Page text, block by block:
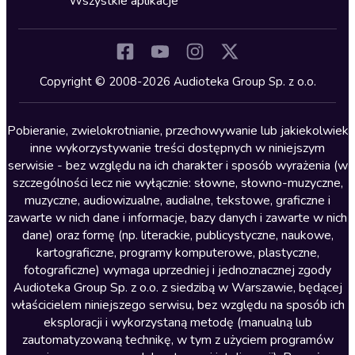
Kryminały
Lektury szkolne
Literatura anglojęzyczna
Literatura faktu
Literatura obyczajowa
Literatura piękna obca
Literatura piękna polska
Nagrania relaksacyjne
Nauka języków
Nauki humanistyczne
Podcasty i audycje
Copyright © 2008-2026 Audioteka Group Sp. z o.o.
Pobieranie, zwielokrotnianie, przechowywanie lub jakiekolwiek
inne wykorzystywanie treści dostępnych w niniejszym
serwisie - bez względu na ich charakter i sposób wyrażenia (w
szczególności lecz nie wyłącznie: słowne, słowno-muzyczne,
muzyczne, audiowizualne, audialne, tekstowe, graficzne i
zawarte w nich dane i informacje, bazy danych i zawarte w nich
dane) oraz formę (np. literackie, publicystyczne, naukowe,
kartograficzne, programy komputerowe, plastyczne,
fotograficzne) wymaga uprzedniej i jednoznacznej zgody
Audioteka Group Sp. z o.o. z siedzibą w Warszawie, będącej
właścicielem niniejszego serwisu, bez względu na sposób ich
eksploracji i wykorzystaną metodę (manualną lub
zautomatyzowaną technikę, w tym z użyciem programów